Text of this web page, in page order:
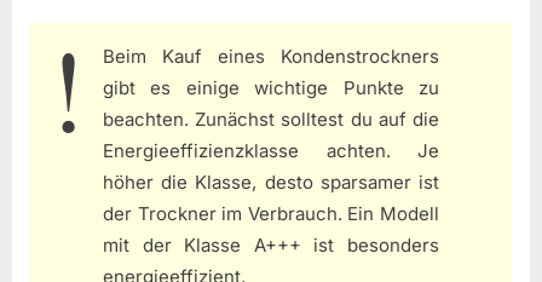
Beim Kauf eines Kondenstrockners
gibt es einige wichtige Punkte zu
beachten. Zunächst solltest du auf die
Energieeffizienzklasse achten. Je
höher die Klasse, desto sparsamer ist
der Trockner im Verbrauch. Ein Modell
mit der Klasse A+++ ist besonders
energieeffizient.